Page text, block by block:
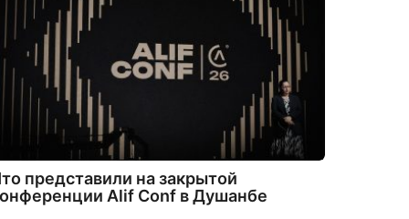
представили на закрытой
Alif Conf в Душанбе